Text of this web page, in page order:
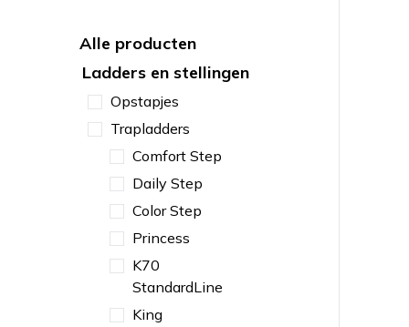
Alle producten
Ladders en stellingen
Opstapjes
Trapladders
Comfort Step
Daily Step
Color Step
Princess
K70
StandardLine
King